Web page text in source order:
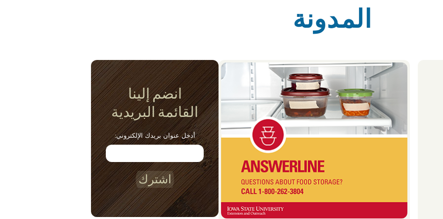
المدونة
انضم إلينا
القائمة البريدية
أدخل عنوان بريدك الإلكتروني:
اشترك